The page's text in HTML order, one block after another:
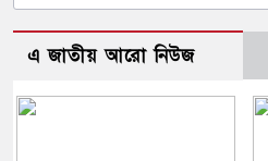
এ জাতীয় আরো নিউজ